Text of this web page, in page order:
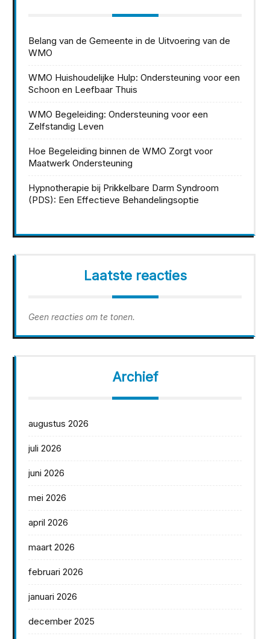
Belang van de Gemeente in de Uitvoering van de
WMO
WMO Huishoudelijke Hulp: Ondersteuning voor een
Schoon en Leefbaar Thuis
WMO Begeleiding: Ondersteuning voor een
Zelfstandig Leven
Hoe Begeleiding binnen de WMO Zorgt voor
Maatwerk Ondersteuning
Hypnotherapie bij Prikkelbare Darm Syndroom
(PDS): Een Effectieve Behandelingsoptie
Laatste reacties
Geen reacties om te tonen.
Archief
augustus 2026
juli 2026
juni 2026
mei 2026
april 2026
maart 2026
februari 2026
januari 2026
december 2025